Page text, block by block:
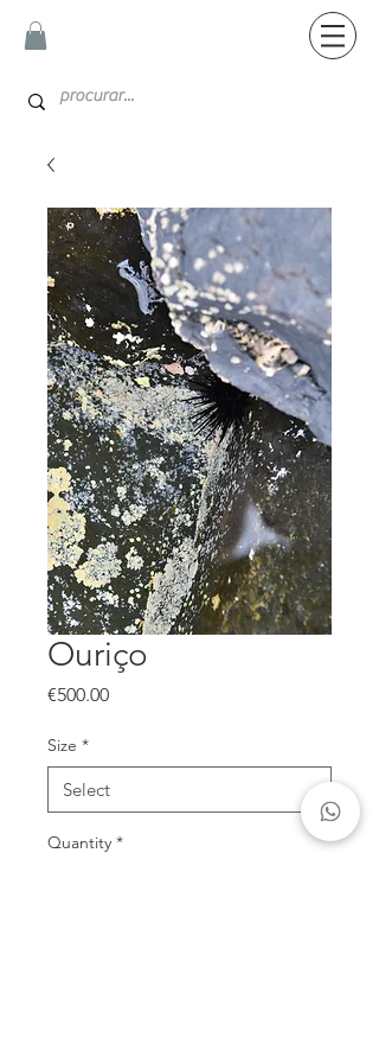
Ouriço
€500.00Price
Size *
Quantity *